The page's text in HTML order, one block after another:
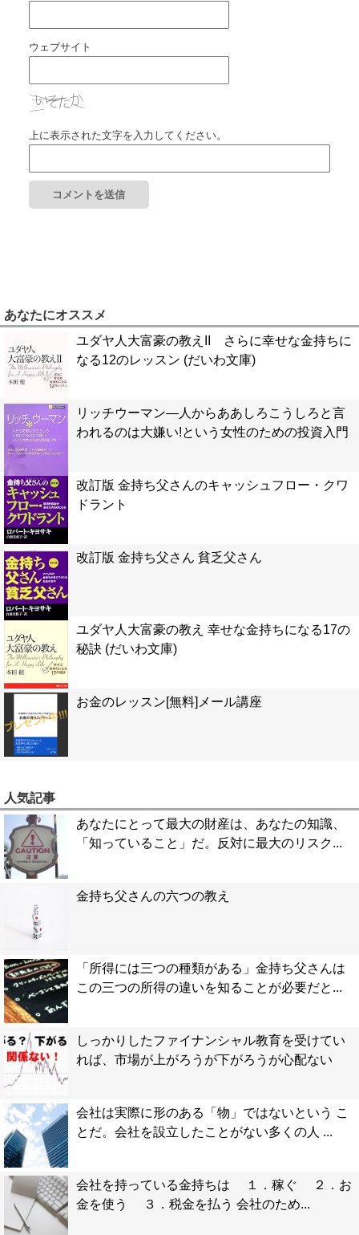
ウェブサイト
上に表示された文字を入力してください。
あなたにオススメ
ユダヤ人大富豪の教えII さらに幸せな金持ちに
なる12のレッスン (だいわ文庫)
リッチウーマン―人からああしろこうしろと言
われるのは大嫌い!という女性のための投資入門
改訂版 金持ち父さんのキャッシュフロー・クワ
ドラント
改訂版 金持ち父さん 貧乏父さん
ユダヤ人大富豪の教え 幸せな金持ちになる17の
秘訣 (だいわ文庫)
お金のレッスン[無料]メール講座
人気記事
あなたにとって最大の財産は、あなたの知識、
「知っていること」だ。反対に最大のリスク...
金持ち父さんの六つの教え
「所得には三つの種類がある」金持ち父さんは
この三つの所得の違いを知ることが必要だと...
しっかりしたファイナンシャル教育を受けてい
れば、市場が上がろうが下がろうが心配ない
会社は実際に形のある「物」ではないという こ
とだ。会社を設立したことがない多くの人 ...
会社を持っている金持ちは １．稼ぐ ２．お
金を使う ３．税金を払う 会社のため...